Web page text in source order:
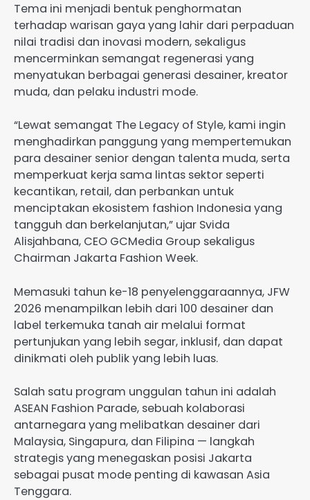
Tema ini menjadi bentuk penghormatan
terhadap warisan gaya yang lahir dari perpaduan
nilai tradisi dan inovasi modern, sekaligus
mencerminkan semangat regenerasi yang
menyatukan berbagai generasi desainer, kreator
muda, dan pelaku industri mode.
“Lewat semangat The Legacy of Style, kami ingin
menghadirkan panggung yang mempertemukan
para desainer senior dengan talenta muda, serta
memperkuat kerja sama lintas sektor seperti
kecantikan, retail, dan perbankan untuk
menciptakan ekosistem fashion Indonesia yang
tangguh dan berkelanjutan,” ujar Svida
Alisjahbana, CEO GCMedia Group sekaligus
Chairman Jakarta Fashion Week.
Memasuki tahun ke-18 penyelenggaraannya, JFW
2026 menampilkan lebih dari 100 desainer dan
label terkemuka tanah air melalui format
pertunjukan yang lebih segar, inklusif, dan dapat
dinikmati oleh publik yang lebih luas.
Salah satu program unggulan tahun ini adalah
ASEAN Fashion Parade, sebuah kolaborasi
antarnegara yang melibatkan desainer dari
Malaysia, Singapura, dan Filipina — langkah
strategis yang menegaskan posisi Jakarta
sebagai pusat mode penting di kawasan Asia
Tenggara.